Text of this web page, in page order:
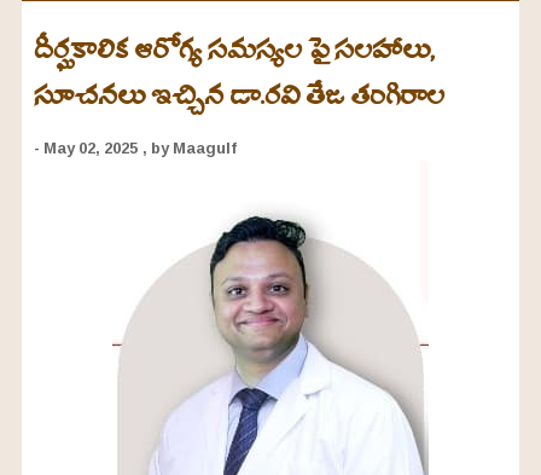
దీర్ఘకాలిక ఆరోగ్య సమస్యల పై సలహాలు,
సూచనలు ఇచ్చిన డా.రవి తేజ తంగిరాల
- May 02, 2025 , by Maagulf